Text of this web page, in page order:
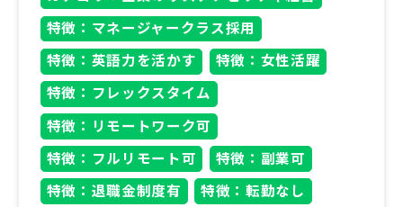
特徴：マネージャークラス採用
特徴：英語力を活かす
特徴：女性活躍
特徴：フレックスタイム
特徴：リモートワーク可
特徴：フルリモート可
特徴：副業可
特徴：退職金制度有
特徴：転勤なし